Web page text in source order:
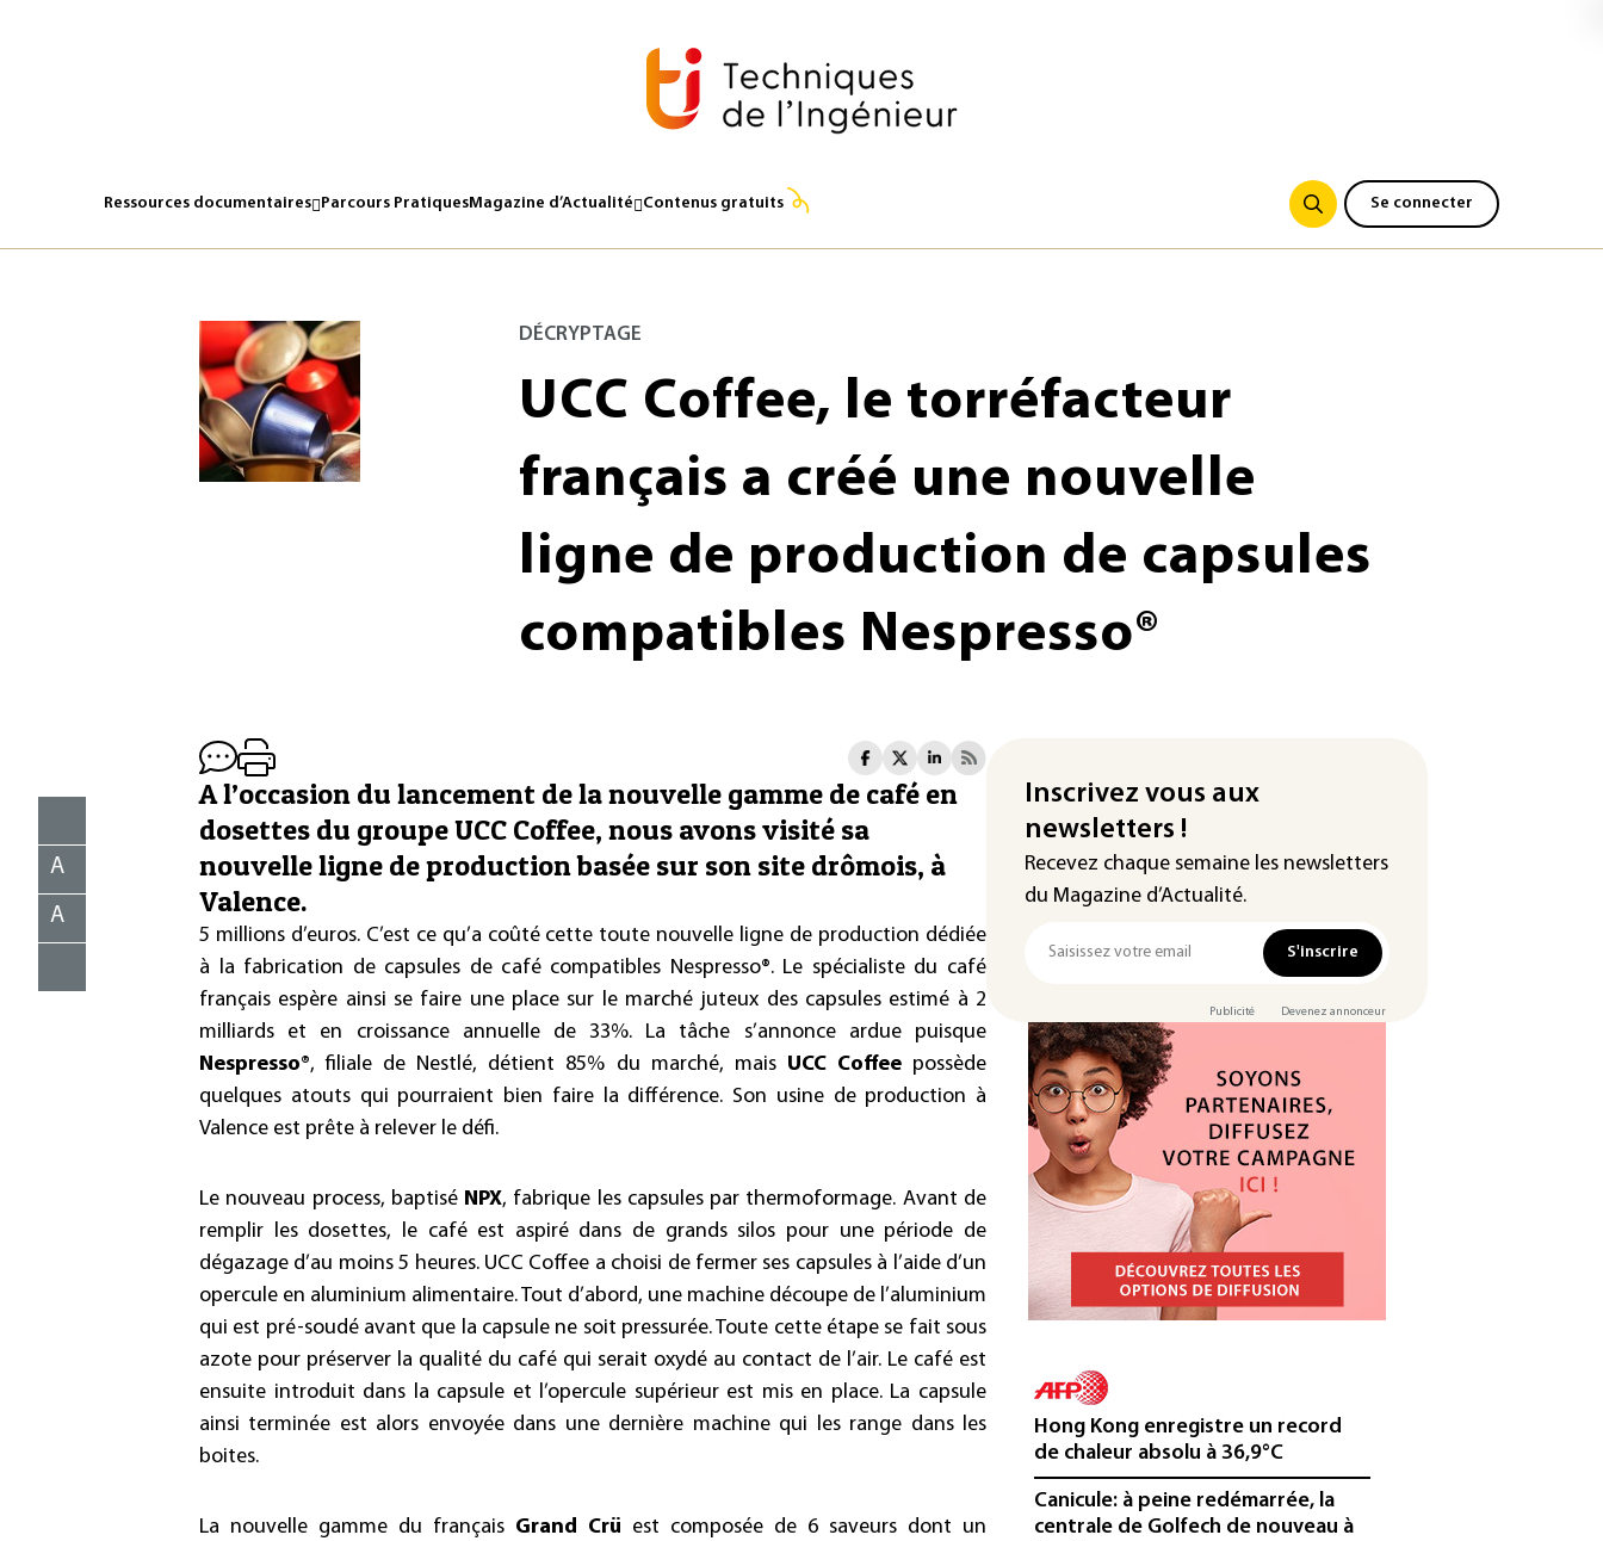
Ressources documentaires Parcours PratiquesMagazine d’Actualité Contenus gratuits Se connecter
DÉCRYPTAGE
UCC Coffee, le torréfacteur
français a créé une nouvelle
ligne de production de capsules
compatibles Nespresso®
A
A
A l’occasion du lancement de la nouvelle gamme de café en
dosettes du groupe UCC Coffee, nous avons visité sa
nouvelle ligne de production basée sur son site drômois, à
Valence.
5 millions d’euros. C’est ce qu’a coûté cette toute nouvelle ligne de production dédiée
à la fabrication de capsules de café compatibles Nespresso®. Le spécialiste du café
français espère ainsi se faire une place sur le marché juteux des capsules estimé à 2
milliards et en croissance annuelle de 33%. La tâche s’annonce ardue puisque
Nespresso®, filiale de Nestlé, détient 85% du marché, mais UCC Coffeepossède
quelques atouts qui pourraient bien faire la différence. Son usine de production à
Valence est prête à relever le défi.
Le nouveau process, baptisé NPX, fabrique les capsules par thermoformage. Avant de
remplir les dosettes, le café est aspiré dans de grands silos pour une période de
dégazage d’au moins 5 heures. UCC Coffee a choisi de fermer ses capsules à l’aide d’un
opercule en aluminium alimentaire. Tout d’abord, une machine découpe de l’aluminium
qui est pré-soudé avant que la capsule ne soit pressurée. Toute cette étape se fait sous
azote pour préserver la qualité du café qui serait oxydé au contact de l’air. Le café est
ensuite introduit dans la capsule et l’opercule supérieur est mis en place. La capsule
ainsi terminée est alors envoyée dans une dernière machine qui les range dans les
boites.
La nouvelle gamme du français Grand Crü est composée de 6 saveurs dont un
Inscrivez vous aux
newsletters !
Recevez chaque semaine les newsletters
du Magazine d’Actualité.
S'inscrire
Publicité Devenez annonceur
Hong Kong enregistre un record
de chaleur absolu à 36,9°C
Canicule: à peine redémarrée, la
centrale de Golfech de nouveau à